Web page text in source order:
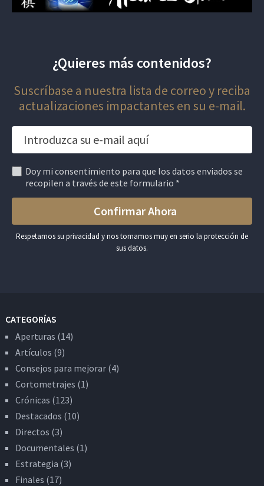
¿Quieres más contenidos?
Suscríbase a nuestra lista de correo y reciba
actualizaciones impactantes en su e-mail.
Doy mi consentimiento para que los datos enviados se
recopilen a través de este formulario *
Respetamos su privacidad y nos tomamos muy en serio la protección de
sus datos.
CATEGORÍAS
Aperturas (14)
Artículos (9)
Consejos para mejorar(4)
Cortometrajes (1)
Crónicas (123)
Destacados (10)
Directos (3)
Documentales (1)
Estrategia (3)
Finales (17)